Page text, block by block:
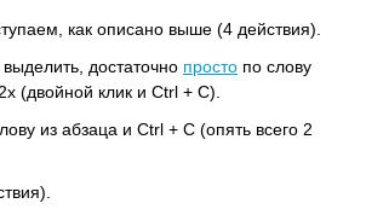
как описано выше (4 действия).
достаточно просто по слову
(двойной клик и Ctrl + C).
из абзаца и Ctrl + C (опять всего 2